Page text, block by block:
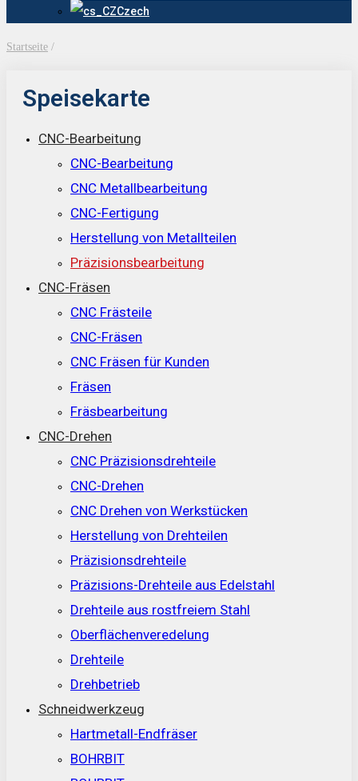
Czech
Startseite /
Speisekarte
CNC-Bearbeitung
CNC-Bearbeitung
CNC Metallbearbeitung
CNC-Fertigung
Herstellung von Metallteilen
Präzisionsbearbeitung
CNC-Fräsen
CNC Frästeile
CNC-Fräsen
CNC Fräsen für Kunden
Fräsen
Fräsbearbeitung
CNC-Drehen
CNC Präzisionsdrehteile
CNC-Drehen
CNC Drehen von Werkstücken
Herstellung von Drehteilen
Präzisionsdrehteile
Präzisions-Drehteile aus Edelstahl
Drehteile aus rostfreiem Stahl
Oberflächenveredelung
Drehteile
Drehbetrieb
Schneidwerkzeug
Hartmetall-Endfräser
BOHRBIT